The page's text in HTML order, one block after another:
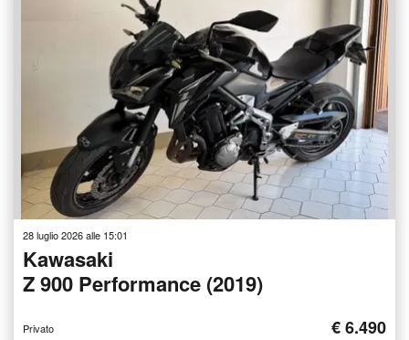
28 luglio 2026 alle 15:01
Kawasaki
Z 900 Performance (2019)
Privato € 6.490